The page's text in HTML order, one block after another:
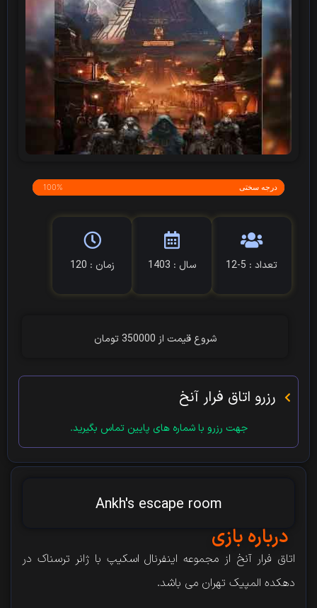
درجه سختی 100%
تعداد : 5-12 سال : 1403 زمان : 120
شروع قیمت از 350000 تومان
رزرو اتاق فرار آنخ
جهت رزرو با شماره های پایین تماس بگیرید.
Ankh's escape room
درباره بازی
اتاق فرار آنخ از مجموعه اینفرنال اسکیپ با ژانر ترسناک در
دهکده المپیک تهران می باشد.